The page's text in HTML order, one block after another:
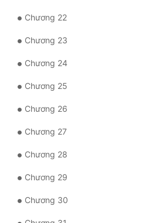
Tính Cách Nhân Vật :
Cơ Trí
Sát Phạt Quyết Đoán
Vô Sỉ
Điềm Đạm
Chương 22
Chương 23
Chương 24
Chương 25
Chương 26
Chương 27
Chương 28
Chương 29
Chương 30